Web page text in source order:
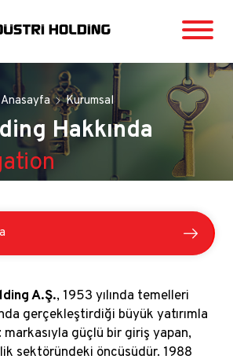
Anasayfa Kurumsal
Hakkında
A.Ş., 1953 yılında temelleri
gerçekleştirdiği büyük yatırımla
markasıyla güçlü bir giriş yapan,
sektöründeki öncüsüdür. 1988